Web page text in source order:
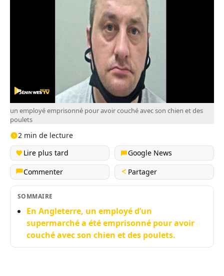
un employé emprisonné pour avoir couché avec son chien et des
poulets
2 min de lecture
Lire plus tard
Google News
Commenter
Partager
SOMMAIRE
En Angleterre, un employé d’un
supermarché a été emprisonné pour avoir
couché avec son chien et des poulets.